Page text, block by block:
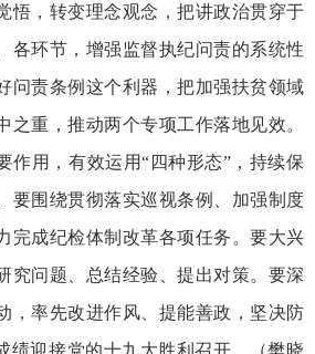
悟，转变理念观念，把讲政治贯穿于
各环节，增强监督执纪问责的系统性
问责条例这个利器，把加强扶贫领域
之重，推动两个专项工作落地见效。
作用，有效运用“四种形态”，持续保
要围绕贯彻落实巡视条例、加强制度
完成纪检体制改革各项任务。要大兴
究问题、总结经验、提出对策。要深
，率先改进作风、提能善政，坚决防
绩迎接党的十九大胜利召开。（樊晓